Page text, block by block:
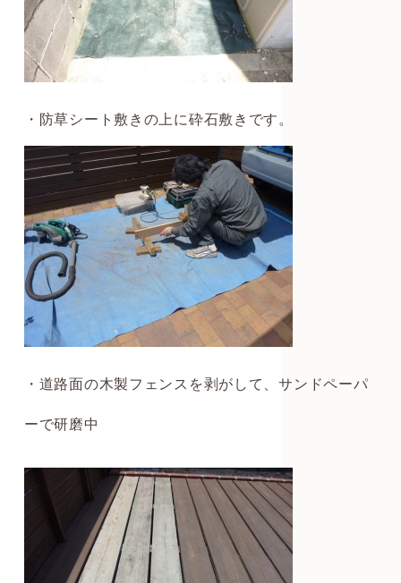
・防草シート敷きの上に砕石敷きです。
・道路面の木製フェンスを剥がして、サンドペーパ
ーで研磨中